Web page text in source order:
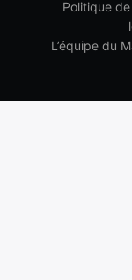
Politique
L’équipe du